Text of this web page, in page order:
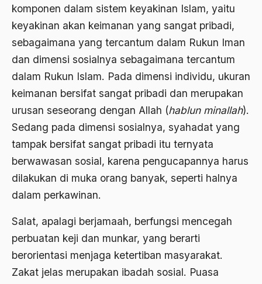
komponen dalam sistem keyakinan Islam, yaitu
keyakinan akan keimanan yang sangat pribadi,
sebagaimana yang tercantum dalam Rukun Iman
dan dimensi sosialnya sebagaimana tercantum
dalam Rukun Islam. Pada dimensi individu, ukuran
keimanan bersifat sangat pribadi dan merupakan
urusan seseorang dengan Allah (hablun minallah).
Sedang pada dimensi sosialnya, syahadat yang
tampak bersifat sangat pribadi itu ternyata
berwawasan sosial, karena pengucapannya harus
dilakukan di muka orang banyak, seperti halnya
dalam perkawinan.
Salat, apalagi berjamaah, berfungsi mencegah
perbuatan keji dan munkar, yang berarti
berorientasi menjaga ketertiban masyarakat.
Zakat jelas merupakan ibadah sosial. Puasa
agraris
Agum Gumelar
Agus Miftah
Ahimsa
ahli fikih
Ahli Ilmu Agama
Ahli waris
ahlul sunnah wal jamaah
Ahlussunnah
Ahlussunnah Wal jamaah
Ahmad Benbella